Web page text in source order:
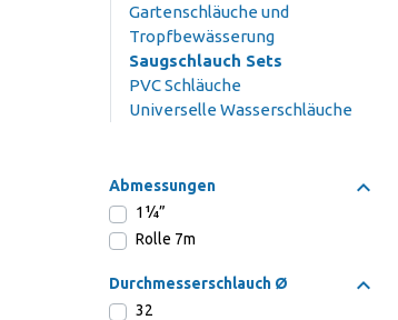
Gartenschläuche und
Tropfbewässerung
Saugschlauch Sets
PVC Schläuche
Universelle Wasserschläuche
Abmessungen
1¼”
Rolle 7m
Durchmesserschlauch Ø
32